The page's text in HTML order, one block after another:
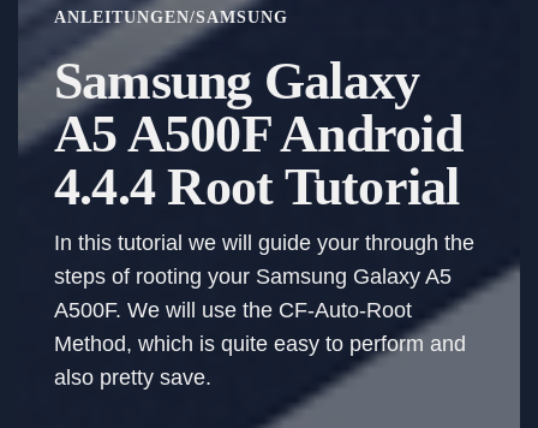
ANLEITUNGEN/SAMSUNG
Samsung Galaxy
A5 A500F Android
4.4.4 Root Tutorial
In this tutorial we will guide your through the
steps of rooting your Samsung Galaxy A5
A500F. We will use the CF-Auto-Root
Method, which is quite easy to perform and
also pretty save.